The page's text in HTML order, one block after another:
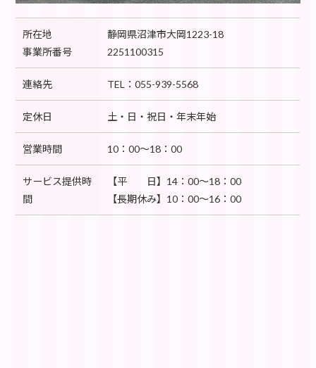
所在地
事業所番号
静岡県沼津市大岡1223-18
2251100315
連絡先 TEL：055-939-5568
定休日 土・日・祝日・年末年始
営業時間 10：00～18：00
サービス提供時
間
【平 日】14：00～18：00
【長期休み】10：00～16：00